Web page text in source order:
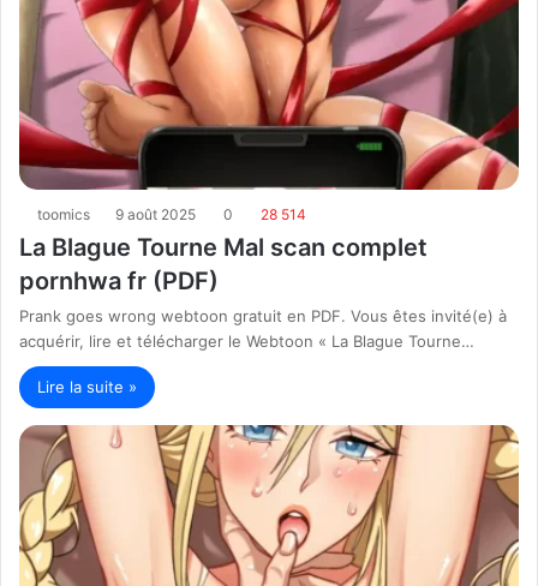
toomics 9 août 2025 0 28 514
La Blague Tourne Mal scan complet
pornhwa fr (PDF)
Prank goes wrong webtoon gratuit en PDF. Vous êtes invité(e) à
acquérir, lire et télécharger le Webtoon « La Blague Tourne…
Lire la suite »